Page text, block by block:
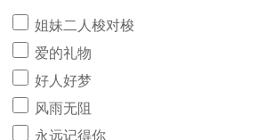
姐妹二人梭对梭
爱的礼物
好人好梦
风雨无阻
永远记得你